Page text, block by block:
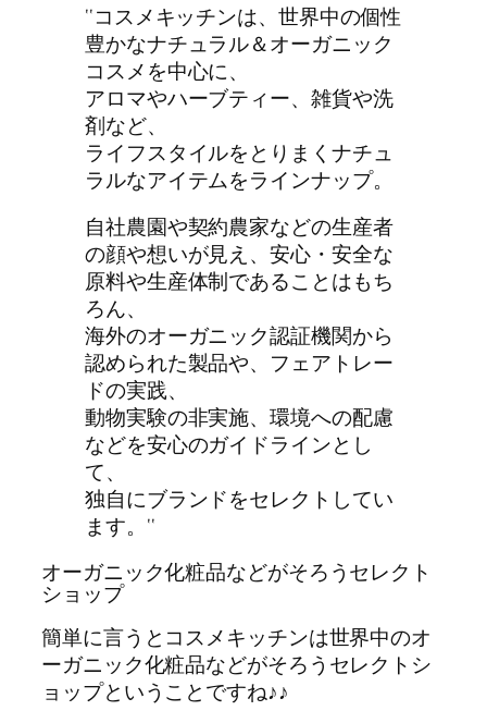
‘‘コスメキッチンは、世界中の個性
豊かなナチュラル＆オーガニック
コスメを中心に、
アロマやハーブティー、雑貨や洗
剤など、
ライフスタイルをとりまくナチュ
ラルなアイテムをラインナップ。
自社農園や契約農家などの生産者
の顔や想いが見え、安心・安全な
原料や生産体制であることはもち
ろん、
海外のオーガニック認証機関から
認められた製品や、フェアトレー
ドの実践、
動物実験の非実施、環境への配慮
などを安心のガイドラインとし
て、
独自にブランドをセレクトしてい
ます。‘‘
オーガニック化粧品などがそろうセレクト
ショップ
簡単に言うとコスメキッチンは世界中のオ
ーガニック化粧品などがそろうセレクトシ
ョップということですね♪♪